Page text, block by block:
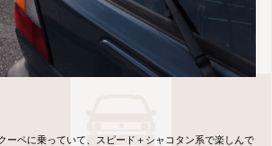
ーペに乗っていて、スピード＋シャコタン系で楽しんで